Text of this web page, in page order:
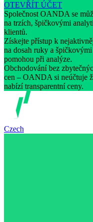
OTEVŘÍT ÚČET
Společnost OANDA se
na trzích, špičkovými
klientů.
Získejte přístup k
na dosah ruky a
pomohou při analýze.
Obchodování bez
cen – OANDA si neúčtuje
nabízí transparentní ceny.
Czech